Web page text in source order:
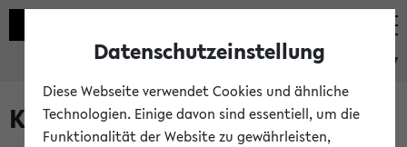
eKVV
Kombisuche im eKVV
Datenschutzeinstellung
Diese Webseite verwendet Cookies und ähnliche
Technologien. Einige davon sind essentiell, um die
Funktionalität der Website zu gewährleisten,